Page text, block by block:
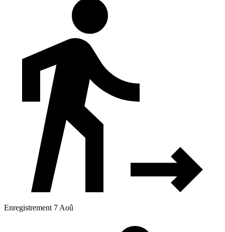
Enregistrement 7 Aoû